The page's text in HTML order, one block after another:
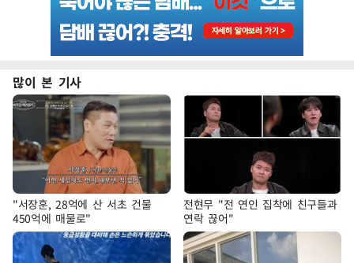
많이 본 기사
"서장훈, 28억에 산 서초 건물
450억에 매물로"
전현무 "전 연인 집착에 친구들과
연락 끊어"